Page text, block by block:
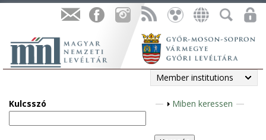
Member institutions
Kulcsszó
S
o
Miben keressen